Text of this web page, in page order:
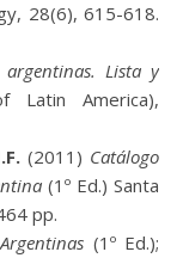
28(6), 615-618.
argentinas. Lista y
Latin America),
(2011) Catálogo
(1º Ed.) Santa
pp.
(1º Ed.);